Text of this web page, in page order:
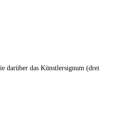
darüber das Künstlersignum (drei